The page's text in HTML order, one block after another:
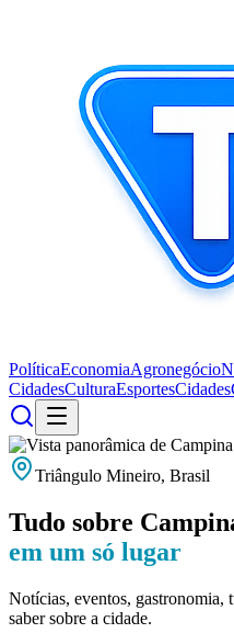
PolíticaEconomiaAgronegócio
CidadesCulturaEsportesCidades
Triângulo Mineiro, Brasil
Tudo sobre
em um só lugar
Notícias, eventos, gastronomia,
saber sobre a cidade.